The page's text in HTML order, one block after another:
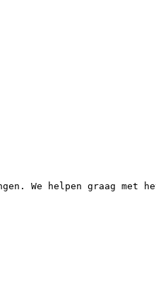
We helpen graag